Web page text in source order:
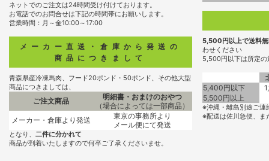
ネットでのご注文は24時間受け付けております。
お電話でのお問合せは下記の時間帯にお願いします。
営業時間：月～金10:00～17:00
メーカー直送・倉庫から発送の
商品につきまして
青森県産冷凍馬肉、フード20ポンド・50ポンド、その他大型
商品につきましては、
ご注文商品
明細書・おまけのおやつ
（場合によっては一部商品）
メーカー・倉庫より発送
東京の事務所より
メール便にて発送
となり、 二件に分かれて
商品が到着いたしますので何卒ご了承くださいませ。
5,500円以上で送料
わせください
5,500円以下は所定
5,400円以下
5,500円以上
※沖縄・離島別途ご連
※配送は佐川急便、ま